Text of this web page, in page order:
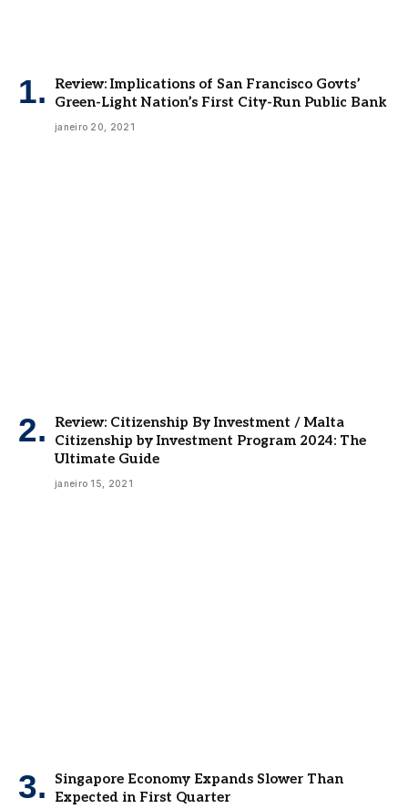
Review: Implications of San Francisco Govts’
Green-Light Nation’s First City-Run Public Bank
janeiro 20, 2021
Review: Citizenship By Investment / Malta
Citizenship by Investment Program 2024: The
Ultimate Guide
janeiro 15, 2021
Singapore Economy Expands Slower Than
Expected in First Quarter